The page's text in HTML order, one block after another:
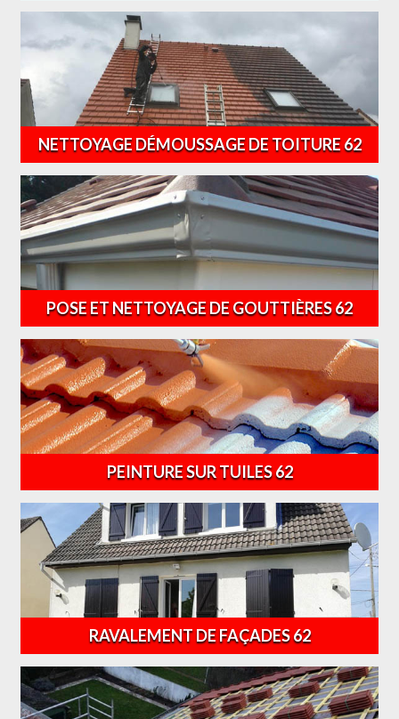
NETTOYAGE DÉMOUSSAGE DE TOITURE 62
POSE ET NETTOYAGE DE GOUTTIÈRES 62
PEINTURE SUR TUILES 62
RAVALEMENT DE FAÇADES 62